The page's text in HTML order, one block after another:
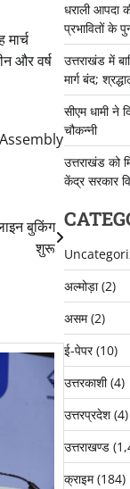
और वर्ष
बुकिंग
शुरू
धराली आपदा
प्रभावितों के
उत्तराखंड में
मार्ग बंद;
सीएम धामी ने
चौकन्नी
उत्तराखंड को
केंद्र सरकार
अल्मोड़ा(2)
असम(2)
ई-पेपर(10)
उत्तरकाशी(4)
उत्तरप्रदेश(4)
उत्तराखण्ड
क्राइम(184)